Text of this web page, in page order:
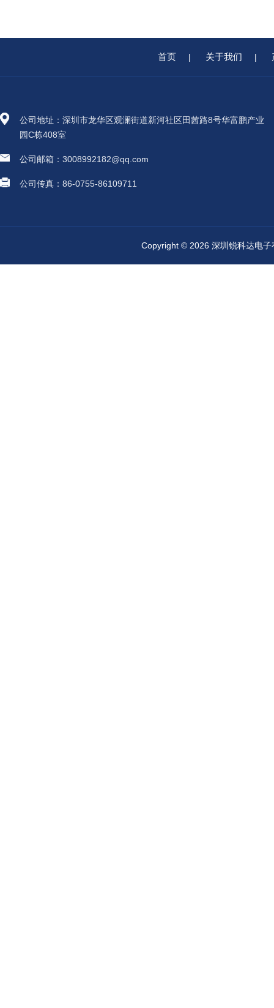
首页 | 关于我们 |
公司地址：深圳市龙华区观澜街道新河社区田茜路8号华富鹏产业
园C栋408室
公司邮箱：3008992182@qq.com
公司传真：86-0755-86109711
Copyright © 2026 深圳锐科达电